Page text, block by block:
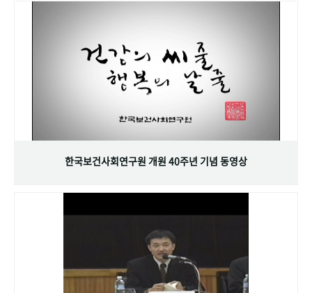
한국보건사회연구원 개원 40주년 기념 동영상